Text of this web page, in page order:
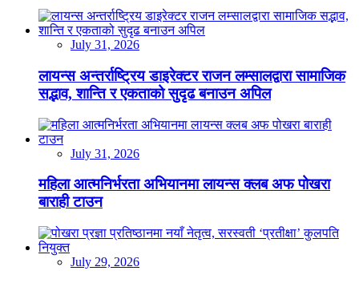
July 31, 2026
लायन्स अन्तर्राष्ट्रिय डाइरेक्टर राजन लम्सालद्वारा सामाजिक
सद्भाव, शान्ति र एकताको सुदृढ बनाउन अपिल
July 31, 2026
महिला आत्मनिर्भरता अभियानमा लायन्स क्लब अफ पोखरा
बाराही टाउन
July 29, 2026